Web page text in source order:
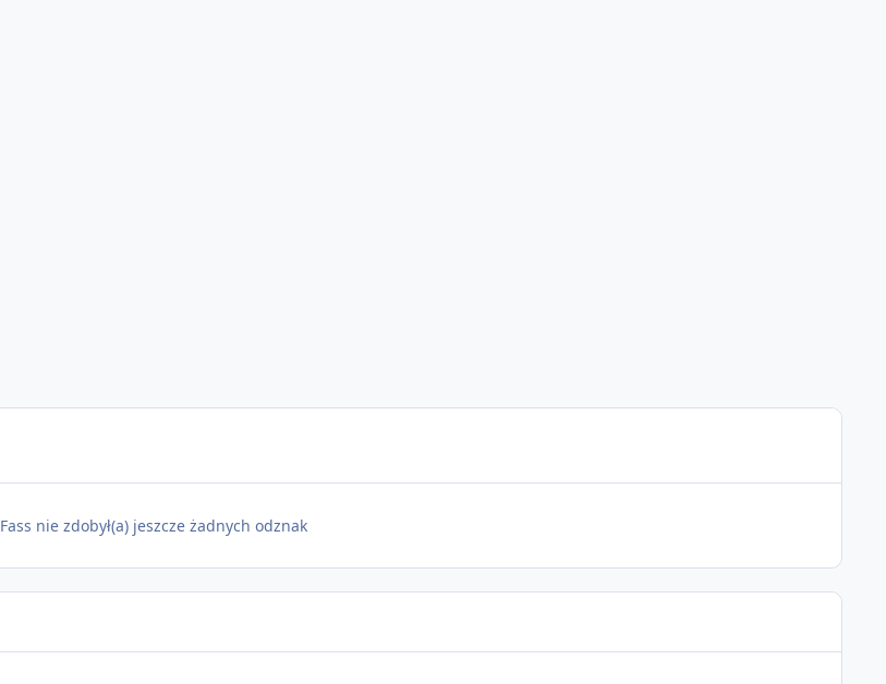
Fass nie zdobył(a) jeszcze żadnych odznak